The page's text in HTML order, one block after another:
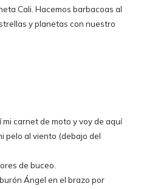
Cali. Hacemos barbacoas al
y planetas con nuestro
carnet de moto y voy de aquí
pelo al viento (debajo del
de buceo.
Ángel en el brazo por